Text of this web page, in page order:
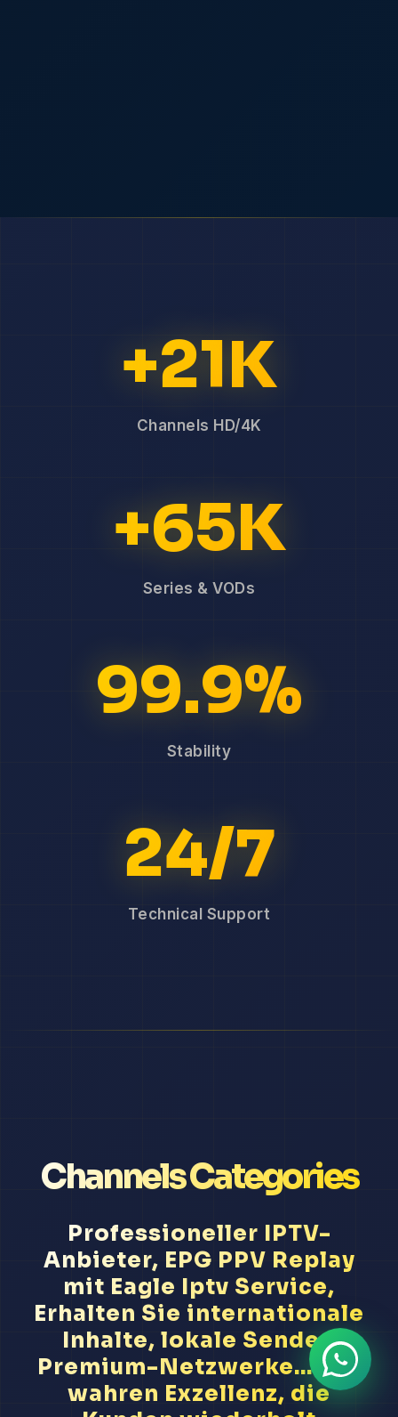
+21K
Channels HD/4K
+65K
Series & VODs
99.9%
Stability
24/7
Technical Support
Channels Categories
Professioneller IPTV-
Anbieter, EPG PPV Replay
mit Eagle Iptv Service,
Erhalten Sie internationale
Inhalte, lokale Sender,
Premium-Netzwerke... Wir
wahren Exzellenz, die